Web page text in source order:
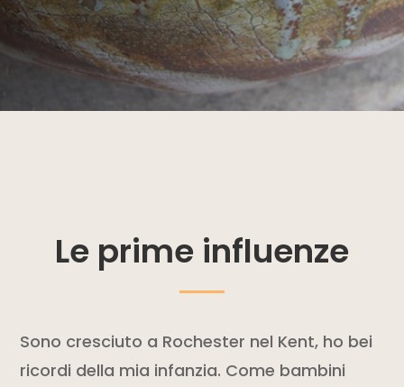
Le prime influenze
Sono cresciuto a Rochester nel Kent, ho bei
ricordi della mia infanzia. Come bambini